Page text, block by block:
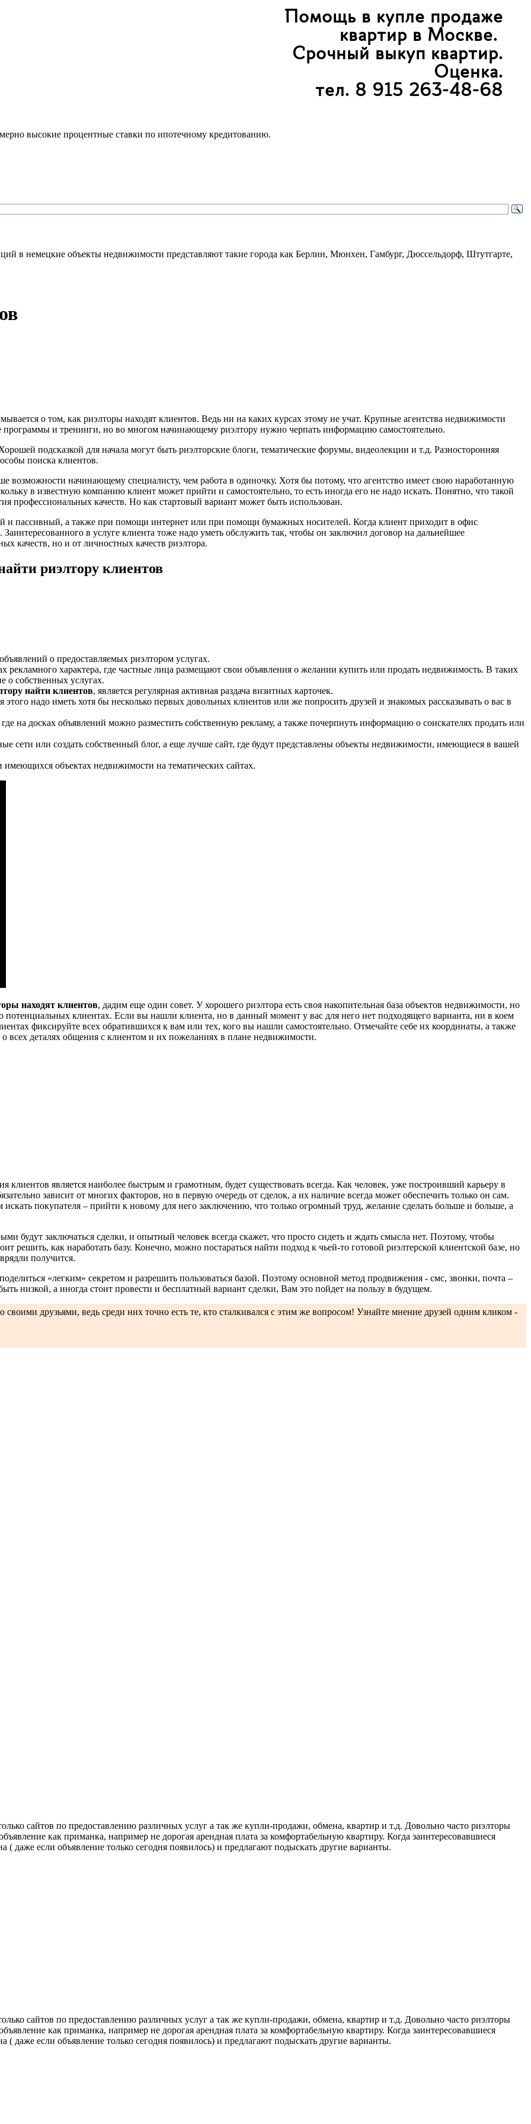
высокие процентные ставки по ипотечному кредитованию.
в немецкие объекты недвижимости представляют такие города как Берлин, Мюнхен, Гамбург, Дюссельдорф, Штутгарте,
о том, как риэлторы находят клиентов. Ведь ни на каких курсах этому не учат. Крупные агентства недвижимости
и тренинги, но во многом начинающему риэлтору нужно черпать информацию самостоятельно.
подсказкой для начала могут быть риэлторские блоги, тематические форумы, видеолекции и т.д. Разносторонняя
поиска клиентов.
возможности начинающему специалисту, чем работа в одиночку. Хотя бы потому, что агентство имеет свою наработанную
в известную компанию клиент может прийти и самостоятельно, то есть иногда его не надо искать. Понятно, что такой
профессиональных качеств. Но как стартовый вариант может быть использован.
и пассивный, а также при помощи интернет или при помощи бумажных носителей. Когда клиент приходит в офис
в услуге клиента тоже надо уметь обслужить так, чтобы он заключил договор на дальнейшее
качеств, но и от личностных качеств риэлтора.
риэлтору клиентов
о предоставляемых риэлтором услугах.
рекламного характера, где частные лица размещают свои объявления о желании купить или продать недвижимость. В таких
о собственных услугах.
найти клиентов, является регулярная активная раздача визитных карточек.
этого надо иметь хотя бы несколько первых довольных клиентов или же попросить друзей и знакомых рассказывать о вас в
на досках объявлений можно разместить собственную рекламу, а также почерпнуть информацию о соискателях продать или
сети или создать собственный блог, а еще лучше сайт, где будут представлены объекты недвижимости, имеющиеся в вашей
объектах недвижимости на тематических сайтах.
находят клиентов, дадим еще один совет. У хорошего риэлтора есть своя накопительная база объектов недвижимости, но
клиентах. Если вы нашли клиента, но в данный момент у вас для него нет подходящего варианта, ни в коем
фиксируйте всех обратившихся к вам или тех, кого вы нашли самостоятельно. Отмечайте себе их координаты, а также
всех деталях общения с клиентом и их пожеланиях в плане недвижимости.
клиентов является наиболее быстрым и грамотным, будет существовать всегда. Как человек, уже построивший карьеру в
зависит от многих факторов, но в первую очередь от сделок, а их наличие всегда может обеспечить только он сам.
покупателя – прийти к новому для него заключению, что только огромный труд, желание сделать больше и больше, а
будут заключаться сделки, и опытный человек всегда скажет, что просто сидеть и ждать смысла нет. Поэтому, чтобы
решить, как наработать базу. Конечно, можно постараться найти подход к чьей-то готовой риэлтерской клиентской базе, но
получится.
«легким» секретом и разрешить пользоваться базой. Поэтому основной метод продвижения - смс, звонки, почта –
низкой, а иногда стоит провести и бесплатный вариант сделки, Вам это пойдет на пользу в будущем.
своими друзьями, ведь среди них точно есть те, кто сталкивался с этим же вопросом! Узнайте мнение друзей одним кликом -
сайтов по предоставлению различных услуг а так же купли-продажи, обмена, квартир и т.д. Довольно часто риэлторы
как приманка, например не дорогая арендная плата за комфортабельную квартиру. Когда заинтересовавшиеся
( даже если объявление только сегодня появилось) и предлагают подыскать другие варианты.
сайтов по предоставлению различных услуг а так же купли-продажи, обмена, квартир и т.д. Довольно часто риэлторы
как приманка, например не дорогая арендная плата за комфортабельную квартиру. Когда заинтересовавшиеся
( даже если объявление только сегодня появилось) и предлагают подыскать другие варианты.